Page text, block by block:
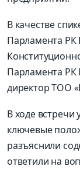
В качестве
Парламента РК
Парламента РК
директор ТОО
В ходе встречи
ключевые
разъяснили
ответили на